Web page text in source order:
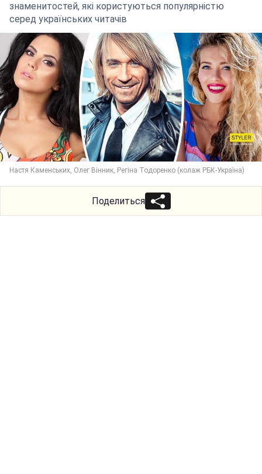
знаменитостей, які користуються популярністю
серед українських читачів
Настя Каменських, Олег Вінник, Регіна Тодоренко (колаж РБК-Україна)
Поделиться